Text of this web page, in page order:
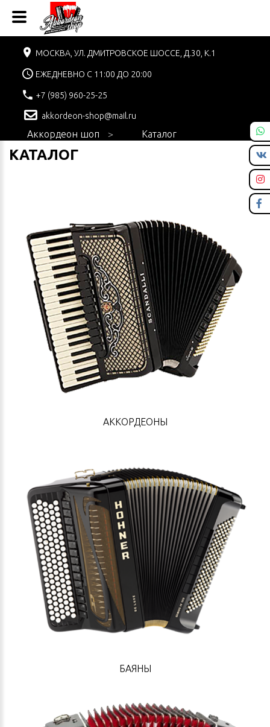
МОСКВА, УЛ. ДМИТРОВСКОЕ ШОССЕ, Д.30, К.1
ЕЖЕДНЕВНО С 11:00 ДО 20:00
+7 (985) 960-25-25
akkordeon-shop@mail.ru
Аккордеон шоп Каталог
КАТАЛОГ
АККОРДЕОНЫ
БАЯНЫ